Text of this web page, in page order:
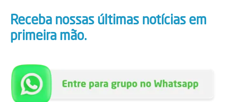
Receba nossas últimas notícias em
primeira mão.